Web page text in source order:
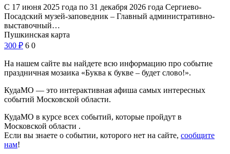
С 17 июня 2025 года по 31 декабря 2026 года Сергиево-
Посадский музей-заповедник – Главный административно-
выставочный…
Пушкинская карта
300 ₽ 6 0
На нашем сайте вы найдете всю информацию про событие
праздничная мозаика «Буква к букве – будет слово!».
КудаМО — это интерактивная афиша самых интересных
событий Московской области.
КудаМО в курсе всех событий, которые пройдут в
Московской области .
Если вы знаете о событии, которого нет на сайте, сообщите
нам!